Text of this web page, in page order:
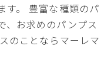
す。 豊富な種類のパ
、お求めのパンプス
のことならマーレマ